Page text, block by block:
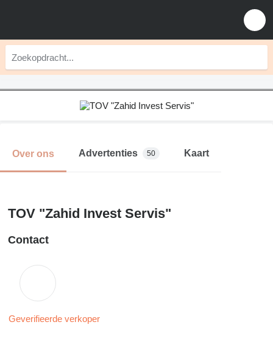
Over ons Advertenties 50 Kaart
TOV "Zahid Invest Servis"
Contact
Geverifieerde verkoper